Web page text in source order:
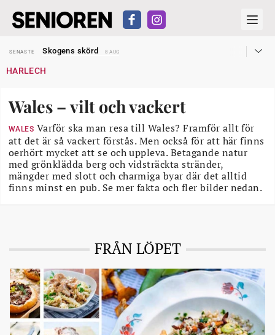
SENASTE
Skogens skörd
8 AUG
SENASTE
Reform för äldre kan bli slag i luften
SENASTE
Snart kan telefonförsäljning förbjudas i Sverige
SENASTE
Hyror rusar ifrån äldres bostadstillägg
SENASTE
Skogens skörd
HARLECH
Wales – vilt och vackert
WALES Varför ska man resa till Wales? Framför allt för
att det är så vackert förstås. Men också för att här finns
oerhört mycket att se och uppleva. Betagande natur
med grönklädda berg och vidsträckta stränder,
mängder med slott och charmiga byar där det alltid
finns minst en pub. Se mer fakta och fler bilder nedan.
FRÅN LÖPET